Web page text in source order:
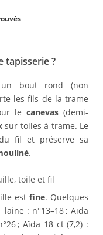
tapisserie ?
un bout rond (non
les fils de la trame
le canevas (demi-
sur toiles à trame. Le
fil et préserve sa
.
toile et fil
est fine. Quelques
: n°13–18 ; Aïda
; Aïda 18 ct (7,2) :